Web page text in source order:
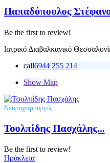
Παπαδόπουλος
Be the first to review!
Ιατρικό Διαβαλκανικό
call6944 255 214
Show Map
Νευροχειρουργός
Τσολπίδης Πασχάλης...
Be the first to review!
Ηράκλεια